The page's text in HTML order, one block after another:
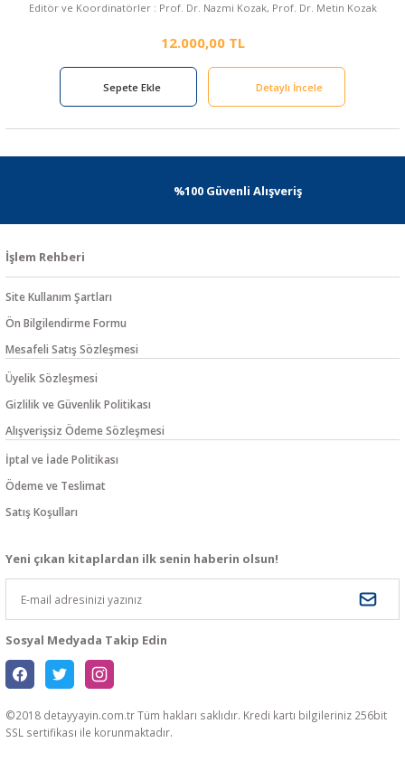
Editör ve Koordinatörler : Prof. Dr. Nazmi Kozak, Prof. Dr. Metin Kozak
12.000,00 TL
Sepete Ekle Detaylı İncele
%100 Güvenli Alışveriş
İşlem Rehberi
Site Kullanım Şartları
Ön Bilgilendirme Formu
Mesafeli Satış Sözleşmesi
Üyelik Sözleşmesi
Gizlilik ve Güvenlik Politikası
Alışverişsiz Ödeme Sözleşmesi
İptal ve İade Politikası
Ödeme ve Teslimat
Satış Koşulları
Yeni çıkan kitaplardan ilk senin haberin olsun!
Sosyal Medyada Takip Edin
©2018 detayyayin.com.tr Tüm hakları saklıdır. Kredi kartı bilgileriniz 256bit
SSL sertifikası ile korunmaktadır.